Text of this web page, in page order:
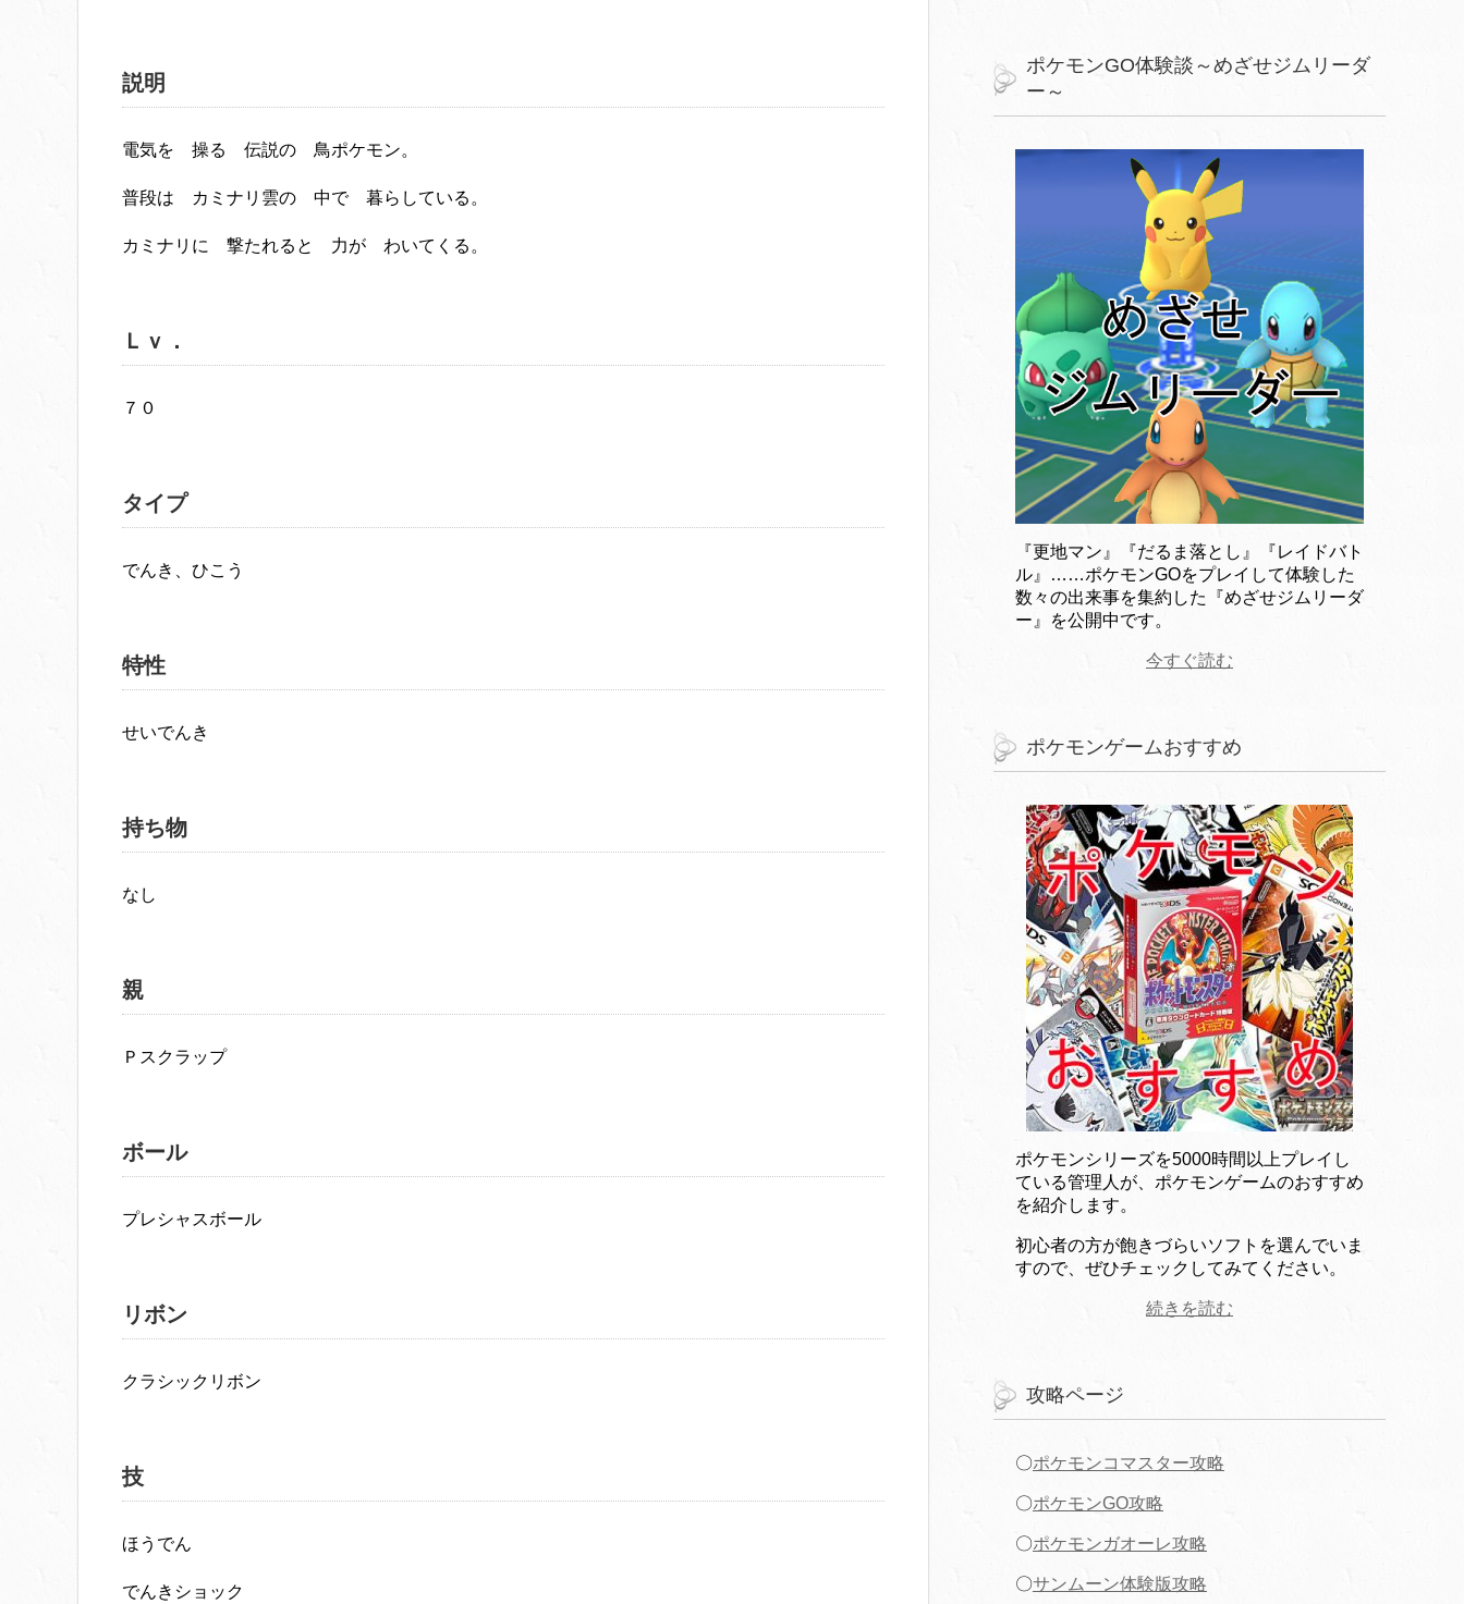
説明
電気を 操る 伝説の 鳥ポケモン。
普段は カミナリ雲の 中で 暮らしている。
カミナリに 撃たれると 力が わいてくる。
Ｌｖ．
７０
タイプ
でんき、ひこう
特性
せいでんき
持ち物
なし
親
Ｐスクラップ
ボール
プレシャスボール
リボン
クラシックリボン
技
ほうでん
でんきショック
ポケモンGO体験談～めざせジムリーダ
ー～
『更地マン』『だるま落とし』『レイドバト
ル』……ポケモンGOをプレイして体験した
数々の出来事を集約した『めざせジムリーダ
ー』を公開中です。
今すぐ読む
ポケモンゲームおすすめ
ポケモンシリーズを5000時間以上プレイし
ている管理人が、ポケモンゲームのおすすめ
を紹介します。
初心者の方が飽きづらいソフトを選んでいま
すので、ぜひチェックしてみてください。
続きを読む
攻略ページ
〇ポケモンコマスター攻略
〇ポケモンGO攻略
〇ポケモンガオーレ攻略
〇サンムーン体験版攻略